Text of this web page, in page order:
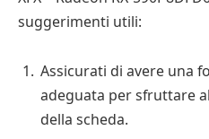
suggerimenti utili:
Assicurati di avere una
adeguata per sfruttare
della scheda.